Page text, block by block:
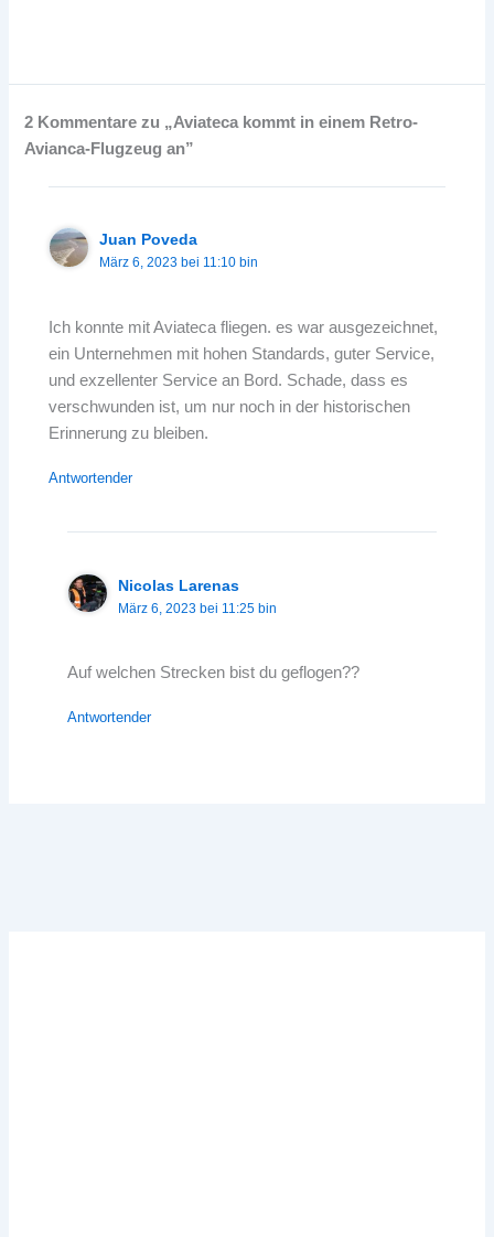
2 Kommentare zu „Aviateca kommt in einem Retro-
Avianca-Flugzeug an”
Juan Poveda
März 6, 2023 bei 11:10 bin
Ich konnte mit Aviateca fliegen. es war ausgezeichnet,
ein Unternehmen mit hohen Standards, guter Service,
und exzellenter Service an Bord. Schade, dass es
verschwunden ist, um nur noch in der historischen
Erinnerung zu bleiben.
Antwortender
Nicolas Larenas
März 6, 2023 bei 11:25 bin
Auf welchen Strecken bist du geflogen??
Antwortender